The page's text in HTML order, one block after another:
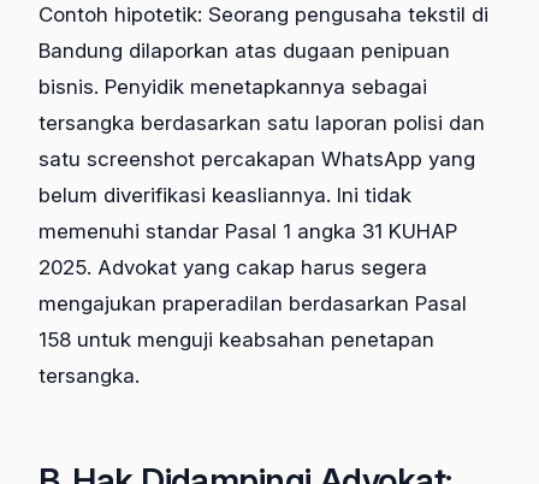
Contoh hipotetik: Seorang pengusaha tekstil di
Bandung dilaporkan atas dugaan penipuan
bisnis. Penyidik menetapkannya sebagai
tersangka berdasarkan satu laporan polisi dan
satu screenshot percakapan WhatsApp yang
belum diverifikasi keasliannya. Ini tidak
memenuhi standar Pasal 1 angka 31 KUHAP
2025. Advokat yang cakap harus segera
mengajukan praperadilan berdasarkan Pasal
158 untuk menguji keabsahan penetapan
tersangka.